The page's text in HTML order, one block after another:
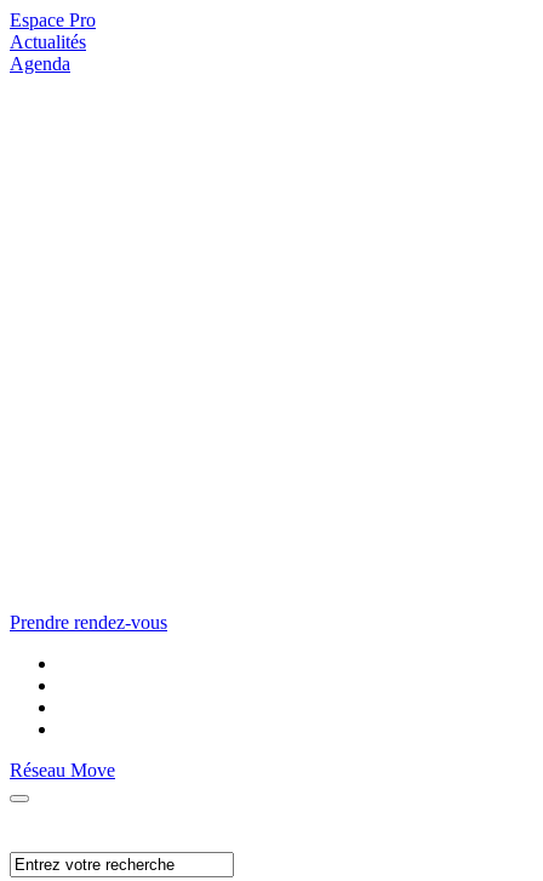
Espace Pro
Actualités
Agenda
Prendre rendez-vous
Réseau Move